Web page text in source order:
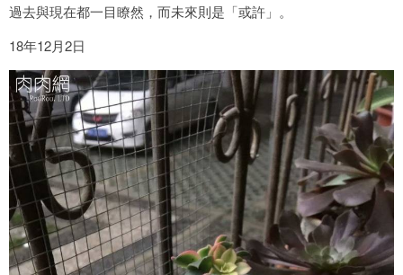
過去與現在都一目瞭然，而未來則是「或許」。
18年12月2日